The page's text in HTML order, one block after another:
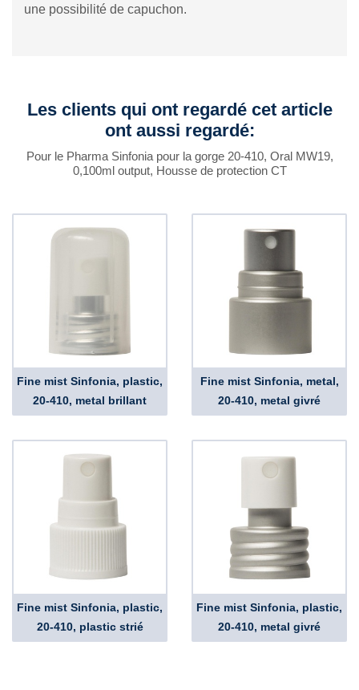
une possibilité de capuchon.
Les clients qui ont regardé cet article
ont aussi regardé:
Pour le Pharma Sinfonia pour la gorge 20-410, Oral MW19,
0,100ml output, Housse de protection CT
Fine mist Sinfonia, plastic,
20-410, metal brillant
Fine mist Sinfonia, metal,
20-410, metal givré
Fine mist Sinfonia, plastic,
20-410, plastic strié
Fine mist Sinfonia, plastic,
20-410, metal givré